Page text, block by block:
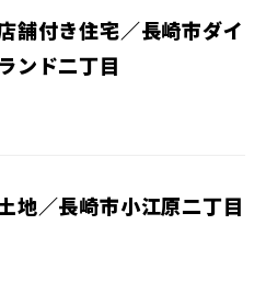
舗付き住宅／長崎市ダイ
ンド二丁目
地／長崎市小江原二丁目